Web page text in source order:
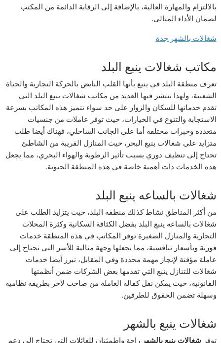
بالالتزام والمهارة العالية، بالإضافة إلى الرقابة الدائمة من المكتب
لضمان الأداء المثالي.
شغالات بالشهر جدة
مكاتب شغالات ينبع البلد
تعرف منطقة البلد في ينبع بأنها القلب النابض بالحركة التجارية والحياة
الشعبية، ولهذا تنتشر فيها العديد من مكاتب شغالات ينبع البلد التي
تقدم خدماتها للسكان والزوار على حد سواء تتميز هذه المكاتب بسرعة
الاستجابة والتنوع في الخيارات، حيث توفر عاملات من جنسيات
متعددة وخبرات مختلفة أما على الجانب الساحلي، فهناك أيضا طلب
متزايد على شغالات ينبع البحر، حيث المنازل القريبة من الشاطئ
تحتاج إلى تنظيف دوري بسبب تأثير الرطوبة والهواء البحري، مما يجعل
هذه الخدمات ذات أهمية خاصة في هذه المنطقة الحيوية.
شغالات بالساعه ينبع البلد
من أكثر المناطق نشاط كذلك منطقة البلد، حيث يتزايد الطلب على
شغالات بالساعه ينبع البلد بفضل الكثافة السكانية وكثرة المحلات
التجارية والمنازل الصغيرة توفر المكاتب في هذه المنطقة خدمات
فورية وبأسعار تنافسية، مما يجعلها وجهة مثالية للأسر التي تحتاج إلى
عاملة مؤقتة لإنجاز مهمة محددة وفي المقابل، تبرز أيضا خدمات
شغالات للتنازل ينبع التي تقدمها بعض الشركات ضمن أنظمتها
القانونية، حيث يمكن نقل كفالة العاملة من صاحب لآخر بطريقة نظامية
وسهلة تضمن الحقوق للطرفين.
شغالات ينبع بالشهر
توفر شغالات ينبع بالشهر راحة واطمئنان للعائلات التي تحتاج إلى دعم